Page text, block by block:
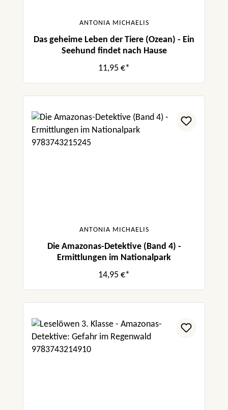
ANTONIA MICHAELIS
Das geheime Leben der Tiere (Ozean) - Ein
Seehund findet nach Hause
11,95 €*
ANTONIA MICHAELIS
Die Amazonas-Detektive (Band 4) -
Ermittlungen im Nationalpark
14,95 €*